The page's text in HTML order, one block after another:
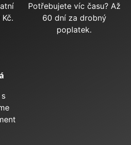
Potřebujete víc času? Až
60 dní za drobný
poplatek.